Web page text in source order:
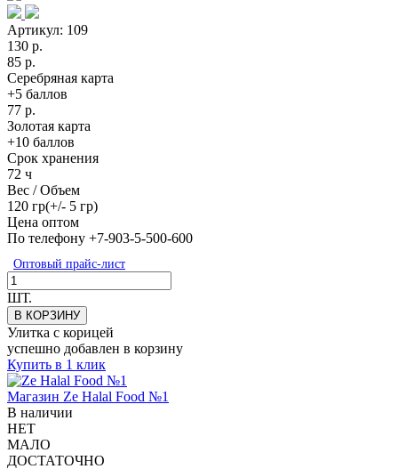
Артикул: 109
130 р.
85 р.
Серебряная карта
+5 баллов
77 р.
Золотая карта
+10 баллов
Срок хранения
72 ч
Вес / Объем
120 гр(+/- 5 гр)
Цена оптом
По телефону +7-903-5-500-600
Оптовый прайс-лист
ШТ.
В КОРЗИНУ
Улитка с корицей
успешно добавлен в корзину
Купить в 1 клик
Магазин Ze Halal Food №1
В наличии
НЕТ
МАЛО
ДОСТАТОЧНО